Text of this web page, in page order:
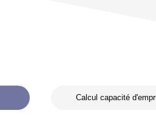
Calcul capacité